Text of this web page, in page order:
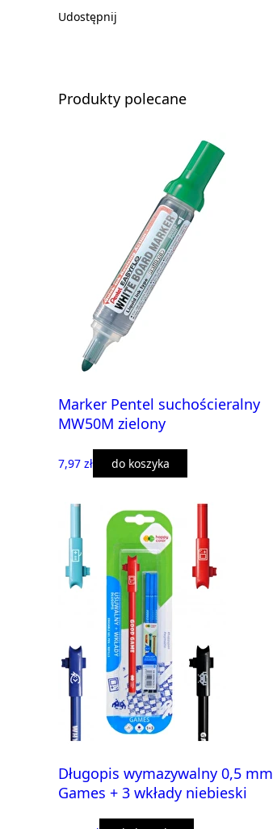
Udostępnij
Produkty polecane
Marker Pentel suchościeralny
MW50M zielony
7,97 zł do koszyka
Długopis wymazywalny 0,5 mm
Games + 3 wkłady niebieski